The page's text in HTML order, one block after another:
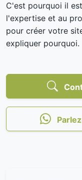
C'est pourquoi il
l'expertise et au
pour créer votre
expliquer pourquoi.